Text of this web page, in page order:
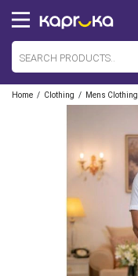
Home / Clothing / Mens Clothing